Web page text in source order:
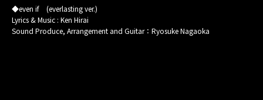
◆even if (everlasting ver.)
Lyrics & Music : Ken Hirai
Sound Produce, Arrangement and Guitar：Ryosuke Nagaoka